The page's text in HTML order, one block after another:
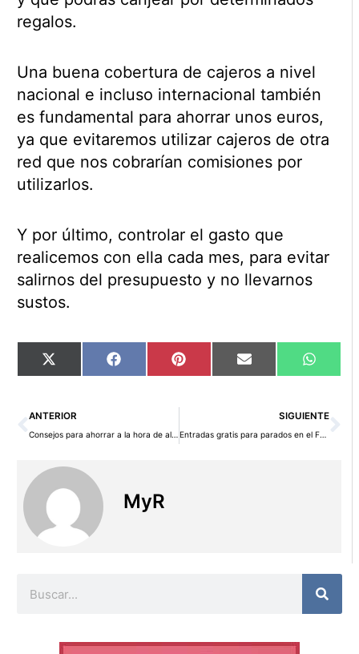
regalos.
Una buena cobertura de cajeros a nivel
nacional e incluso internacional también
es fundamental para ahorrar unos euros,
ya que evitaremos utilizar cajeros de otra
red que nos cobrarían comisiones por
utilizarlos.
Y por último, controlar el gasto que
realicemos con ella cada mes, para evitar
salirnos del presupuesto y no llevarnos
sustos.
Compartir
en
X
(Twitter)
Compartir
en
Facebook Compartir
en
Pinterest Compartir
en
Email
en
Ant
ANTERIOR
Consejos para ahorrar a la hora de alquilar una vivienda
SIGUIENTE
Entradas gratis para parados en el Festival de Cine de San Sebastián
MyR